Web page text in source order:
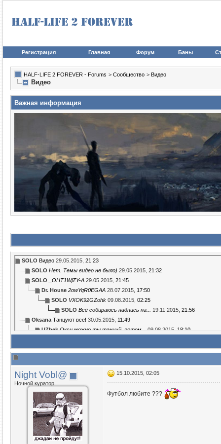
Регистрация Главная Форум Баны
HALF-LIFE 2 FOREVER - Forums > Сообщество > Видео
Видео
Важная информация
SOLO Видео 29.05.2015, 21:23
SOLO Нет. Темы видео не было) 29.05.2015, 21:32
SOLO
_OHT1WjZY-A 29.05.2015, 21:45
Dr. House 2owYqR0EGAA 28.07.2015, 17:50
SOLO VXOK92GZohk 09.08.2015, 02:25
SOLO Всё собираюсь надпись на... 19.11.2015, 21:56
Oksana Танцуют все! 30.05.2015, 11:49
UZbek Окси можно ты танцуй, потом... 09.08.2015, 18:10
Гость qkqeITq78Wk30.05.2015,13:24
хехе.. а папуля есть папуля..?
UZbek а бабуля и дедуля? -) 09.08.2015,
bcENL_Vdoqw
Гость
Rgox84KE7iY 17.09.2015,13:15
Mimity FTC8DRUKqC8
Night Vobl@ Футбол любите ??? :co: ...
Night Vobl@ Хороший фильм ))
Night Vobl@ Ребят хочу спросить а как у...
Night Vobl@
Ночной куратор
15.10.2015, 02:05
Футбол любите ???